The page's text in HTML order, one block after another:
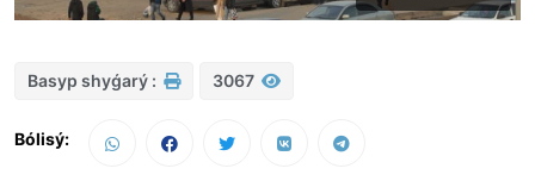
Basyp shyǵarý : 3067
Bólisý: